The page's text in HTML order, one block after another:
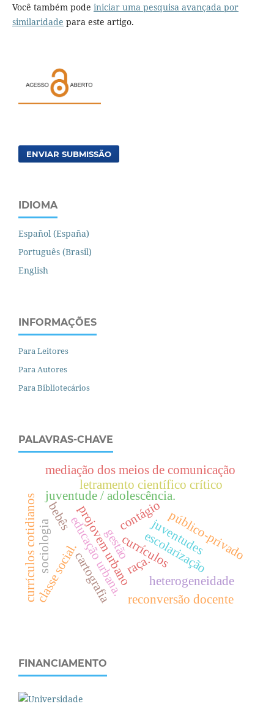
Você também pode iniciar uma pesquisa avançada por
similaridade para este artigo.
ENVIAR SUBMISSÃO
IDIOMA
Español (España)
Português (Brasil)
English
INFORMAÇÕES
Para Leitores
Para Autores
Para Bibliotecários
PALAVRAS-CHAVE
currículos
projovem urbano
juventude / adolescência.
e
d
u
c
a
ç
ã
o
u
r
b
a
n
a
.
c
l
a
s
s
e
s
o
c
i
a
l
. raça.
gestão juventudes
escolarização
heterogeneidade
letramento científico crítico
mediação dos meios de comunicação
público-privado
currículos cotidianos bebês contágio
cartografia
sociologia
reconversão docente
FINANCIAMENTO